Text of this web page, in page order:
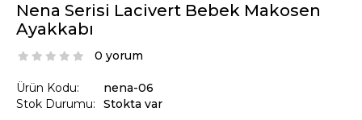
Nena Serisi Lacivert Bebek Makosen
Ayakkabı
0 yorum
Ürün Kodu:
Stok Durumu:
nena-06
Stokta var